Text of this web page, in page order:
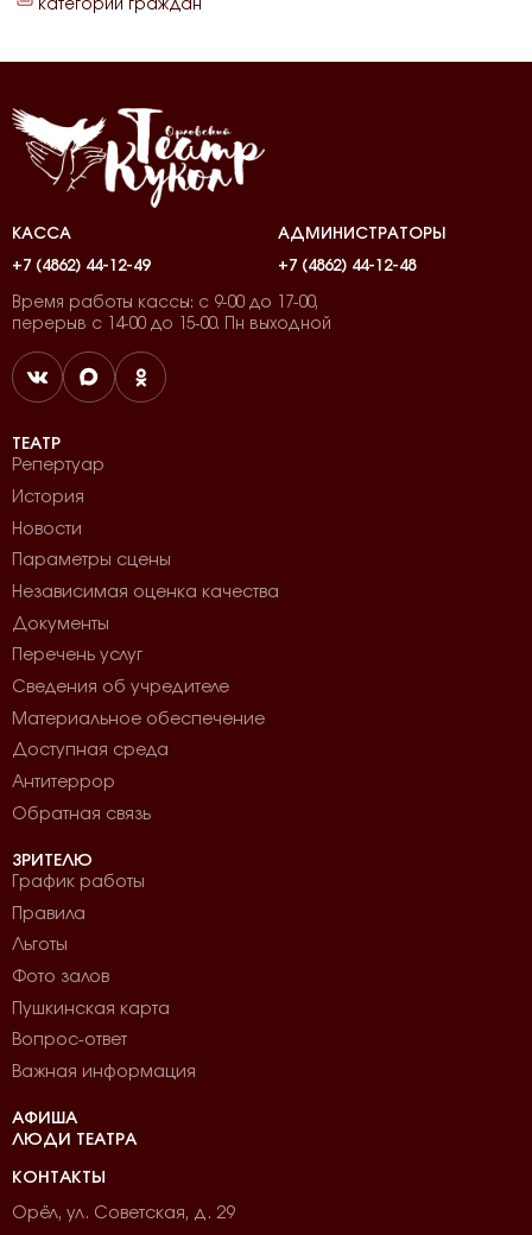
категорий граждан
КАССА
+7 (4862) 44-12-49
АДМИНИСТРАТОРЫ
+7 (4862) 44-12-48
Время работы кассы: с 9-00 до 17-00,
перерыв с 14-00 до 15-00. Пн выходной
ТЕАТР
Репертуар
История
Новости
Параметры сцены
Независимая оценка качества
Документы
Перечень услуг
Сведения об учредителе
Материальное обеспечение
Доступная среда
Антитеррор
Обратная связь
ЗРИТЕЛЮ
График работы
Правила
Льготы
Фото залов
Пушкинская карта
Вопрос-ответ
Важная информация
АФИША
ЛЮДИ ТЕАТРА
КОНТАКТЫ
Орёл, ул. Советская, д. 29